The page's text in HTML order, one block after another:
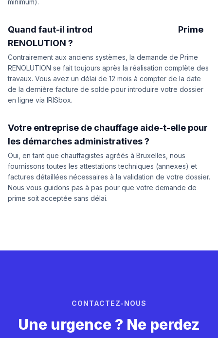
Quand faut-il introduire la demande de Prime
RENOLUTION ?
Contrairement aux anciens systèmes, la demande de Prime
RENOLUTION se fait toujours après la réalisation complète des
travaux. Vous avez un délai de 12 mois à compter de la date
de la dernière facture de solde pour introduire votre dossier
en ligne via IRISbox.
Votre entreprise de chauffage aide-t-elle pour
les démarches administratives ?
Oui, en tant que chauffagistes agréés à Bruxelles, nous
fournissons toutes les attestations techniques (annexes) et
factures détaillées nécessaires à la validation de votre dossier.
Nous vous guidons pas à pas pour que votre demande de
prime soit acceptée sans délai.
CONTACTEZ-NOUS
Une urgence ? Ne perdez